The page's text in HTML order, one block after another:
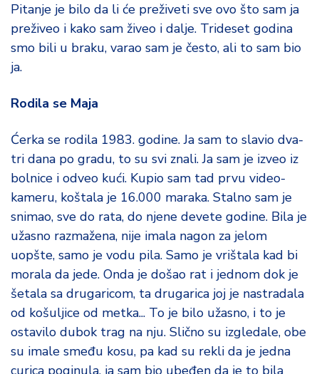
Pitanje je bilo da li će preživeti sve ovo što sam ja
preživeo i kako sam živeo i dalje. Trideset godina
smo bili u braku, varao sam je često, ali to sam bio
ja.
Rodila se Maja
Ćerka se rodila 1983. godine. Ja sam to slavio dva-
tri dana po gradu, to su svi znali. Ja sam je izveo iz
bolnice i odveo kući. Kupio sam tad prvu video-
kameru, koštala je 16.000 maraka. Stalno sam je
snimao, sve do rata, do njene devete godine. Bila je
užasno razmažena, nije imala nagon za jelom
uopšte, samo je vodu pila. Samo je vrištala kad bi
morala da jede. Onda je došao rat i jednom dok je
šetala sa drugaricom, ta drugarica joj je nastradala
od košuljice od metka... To je bilo užasno, i to je
ostavilo dubok trag na nju. Slično su izgledale, obe
su imale smeđu kosu, pa kad su rekli da je jedna
curica poginula, ja sam bio ubeđen da je to bila